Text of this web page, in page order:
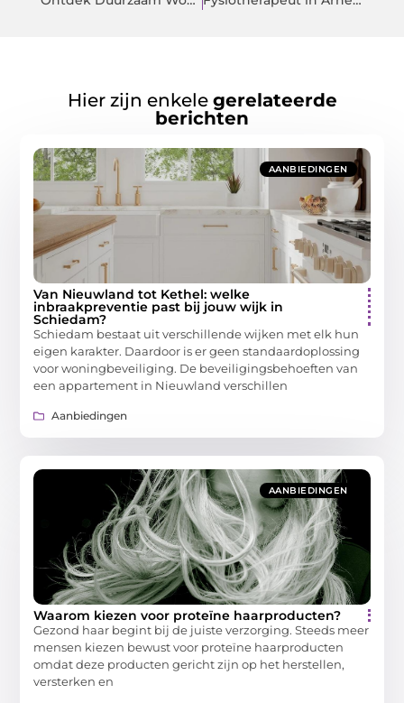
Hier zijn enkele gerelateerde
berichten
AANBIEDINGEN
Van Nieuwland tot Kethel: welke
inbraakpreventie past bij jouw wijk in
Schiedam?
Schiedam bestaat uit verschillende wijken met elk hun
eigen karakter. Daardoor is er geen standaardoplossing
voor woningbeveiliging. De beveiligingsbehoeften van
een appartement in Nieuwland verschillen
Aanbiedingen
AANBIEDINGEN
Waarom kiezen voor proteïne haarproducten?
Gezond haar begint bij de juiste verzorging. Steeds meer
mensen kiezen bewust voor proteïne haarproducten
omdat deze producten gericht zijn op het herstellen,
versterken en